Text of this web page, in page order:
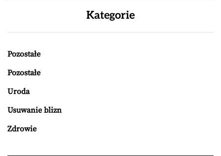
Kategorie
Pozostałe
Pozostałe
Uroda
Usuwanie blizn
Zdrowie